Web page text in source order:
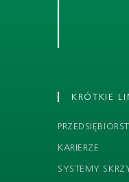
KRÓTKIE
KARIERZE
SYSTEMY